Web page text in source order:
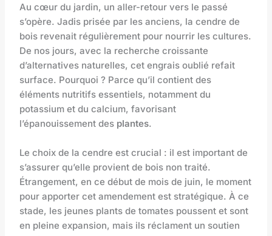
Au cœur du jardin, un aller-retour vers le passé
s’opère. Jadis prisée par les anciens, la cendre de
bois revenait régulièrement pour nourrir les cultures.
De nos jours, avec la recherche croissante
d’alternatives naturelles, cet engrais oublié refait
surface. Pourquoi ? Parce qu’il contient des
éléments nutritifs essentiels, notamment du
potassium et du calcium, favorisant
l’épanouissement des plantes.
Le choix de la cendre est crucial : il est important de
s’assurer qu’elle provient de bois non traité.
Étrangement, en ce début de mois de juin, le moment
pour apporter cet amendement est stratégique. À ce
stade, les jeunes plants de tomates poussent et sont
en pleine expansion, mais ils réclament un soutien